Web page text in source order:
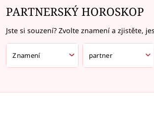
PARTNERSKÝ HOROSKOP
Jste si souzení? Zvolte znamení a zjistěte,